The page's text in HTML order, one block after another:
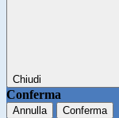
Chiudi
Conferma
Annulla Conferma